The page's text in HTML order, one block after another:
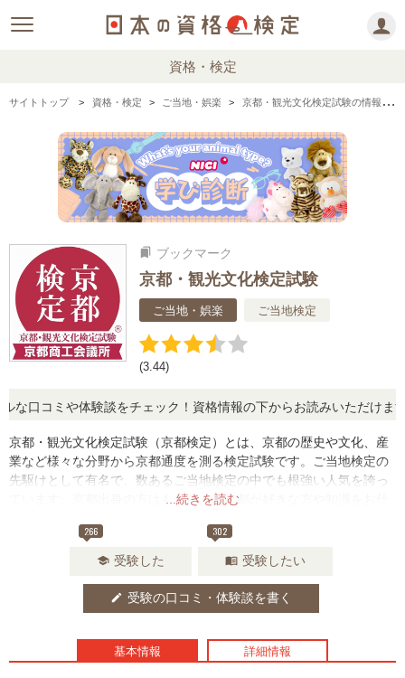
資格・検定
サイトトップ 資格・検定 ご当地・娯楽 京都・観光文化検定試験の情報まとめ・口コミ・体験談
bookmarks ブックマーク
京都・観光文化検定試験
ご当地・娯楽 ご当地検定
(3.44)
コミや体験談をチェック！資格情報の下からお読みいただけます。
...続きを読む
京都・観光文化検定試験（京都検定）とは、京都の歴史や文化、産
業など様々な分野から京都通度を測る検定試験です。ご当地検定の
先駆けとして有名で、数あるご当地検定の中でも根強い人気を誇っ
ています。京都出身の方はもちろん、京都が好きな方や知識をお仕
266
school 受験した
302
menu_book 受験したい
edit 受験の口コミ・体験談を書く
基本情報 詳細情報